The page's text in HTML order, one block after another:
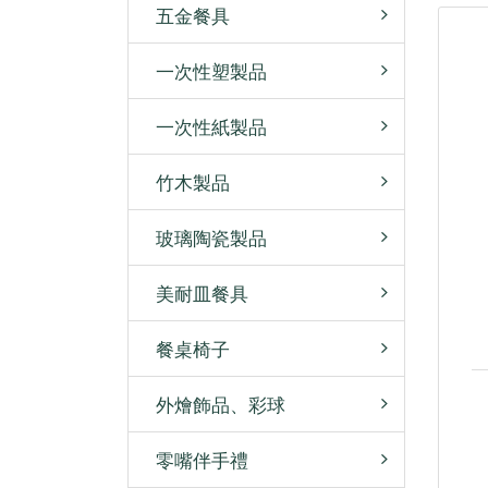
五金餐具
一次性塑製品
一次性紙製品
竹木製品
玻璃陶瓷製品
美耐皿餐具
餐桌椅子
外燴飾品、彩球
零嘴伴手禮